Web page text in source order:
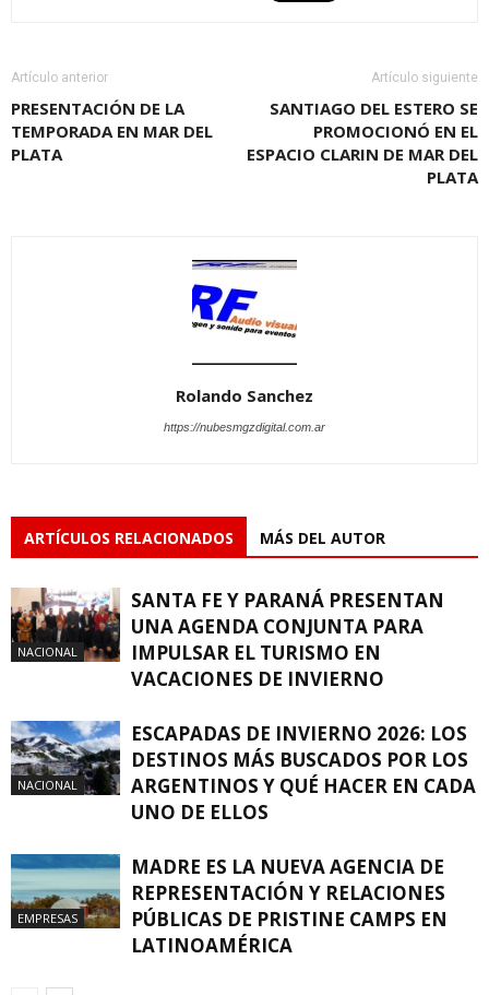
Artículo anterior
PRESENTACIÓN DE LA
TEMPORADA EN MAR DEL
PLATA
Artículo siguiente
SANTIAGO DEL ESTERO SE
PROMOCIONÓ EN EL
ESPACIO CLARIN DE MAR DEL
PLATA
Rolando Sanchez
https://nubesmgzdigital.com.ar
ARTÍCULOS RELACIONADOS MÁS DEL AUTOR
NACIONAL
SANTA FE Y PARANÁ PRESENTAN
UNA AGENDA CONJUNTA PARA
IMPULSAR EL TURISMO EN
VACACIONES DE INVIERNO
NACIONAL
ESCAPADAS DE INVIERNO 2026: LOS
DESTINOS MÁS BUSCADOS POR LOS
ARGENTINOS Y QUÉ HACER EN CADA
UNO DE ELLOS
EMPRESAS
MADRE ES LA NUEVA AGENCIA DE
REPRESENTACIÓN Y RELACIONES
PÚBLICAS DE PRISTINE CAMPS EN
LATINOAMÉRICA